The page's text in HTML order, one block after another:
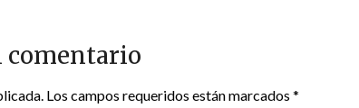
comentario
Los campos requeridos están marcados *